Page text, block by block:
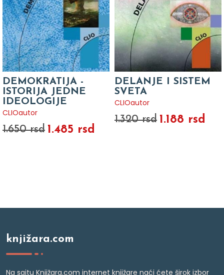
DEMOKRATIJA -
ISTORIJA JEDNE
IDEOLOGIJE
CLIOautor
1.650 rsd 1.485 rsd
DELANJE I SISTEM
SVETA
CLIOautor
1.320 rsd 1.188 rsd
knjižara.com
Na sajtu Knjižara.com internet knjižare naći ćete širok izbor